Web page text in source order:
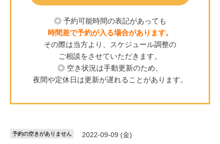
◎ 予約可能時間の表記があっても
時間差で予約が入る場合があります。
その際は当方より、スケジュール調整の
ご相談をさせていただきます。
◎ 空き状況は手動更新のため、
夜間や定休日は更新が遅れることがあります。
予約の空きがありません 2022-09-09 (金)